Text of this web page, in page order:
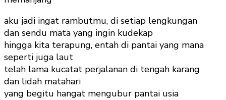
aku jadi ingat rambutmu, di setiap lengkungan
dan sendu mata yang ingin kudekap
hingga kita terapung, entah di pantai yang mana
seperti juga laut
telah lama kucatat perjalanan di tengah karang
dan lidah matahari
yang begitu hangat mengubur pantai usia